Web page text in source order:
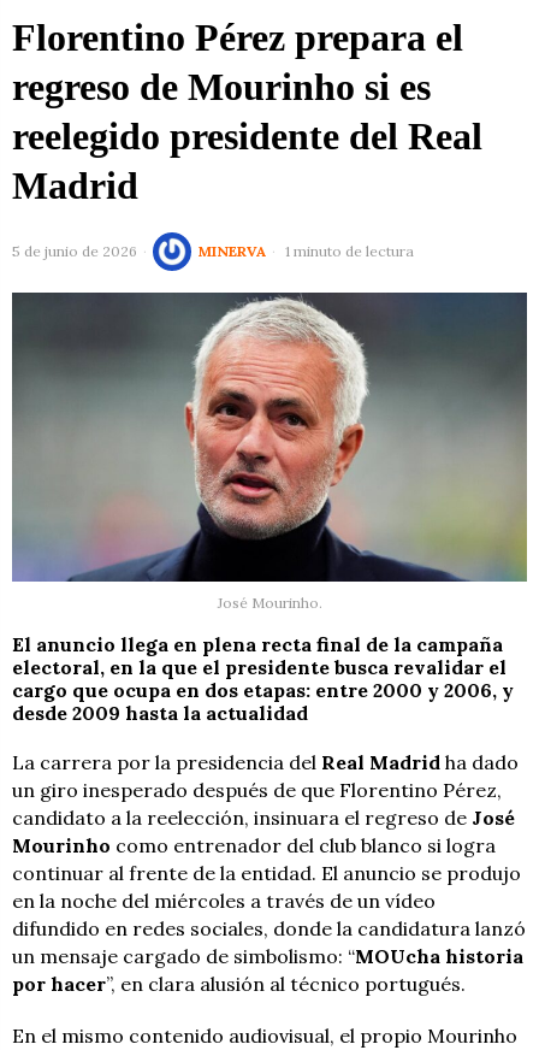
Florentino Pérez prepara el
regreso de Mourinho si es
reelegido presidente del Real
Madrid
5 de junio de 2026 MINERVA 1 minuto de lectura
José Mourinho.
El anuncio llega en plena recta final de la campaña
electoral, en la que el presidente busca revalidar el
cargo que ocupa en dos etapas: entre 2000 y 2006, y
desde 2009 hasta la actualidad
La carrera por la presidencia del Real Madrid ha dado
un giro inesperado después de que Florentino Pérez,
candidato a la reelección, insinuara el regreso de José
Mourinho como entrenador del club blanco si logra
continuar al frente de la entidad. El anuncio se produjo
en la noche del miércoles a través de un vídeo
difundido en redes sociales, donde la candidatura lanzó
un mensaje cargado de simbolismo: “MOUcha historia
por hacer”, en clara alusión al técnico portugués.
En el mismo contenido audiovisual, el propio Mourinho